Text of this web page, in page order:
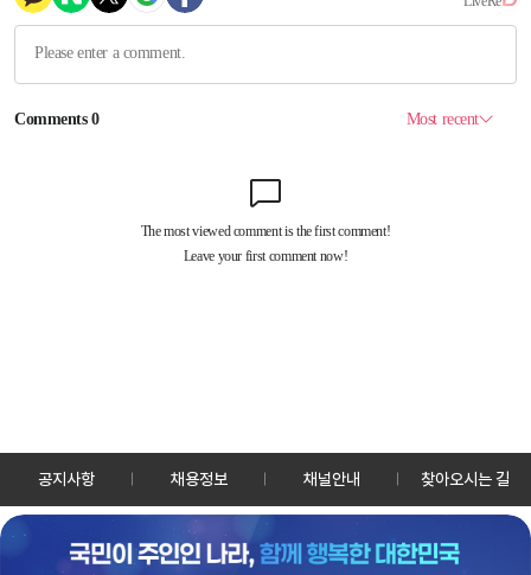
공지사항 채용정보 채널안내 찾아오시는 길
30128 세종특별자치시 정부2청사로 13 한국정책방송원 KTV
TEL: 044-204-8000